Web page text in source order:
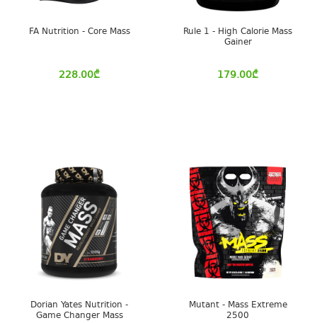
FA Nutrition - Core Mass
228.00₾
Rule 1 - High Calorie Mass
Gainer
179.00₾
Dorian Yates Nutrition -
Game Changer Mass
Mutant - Mass Extreme
2500